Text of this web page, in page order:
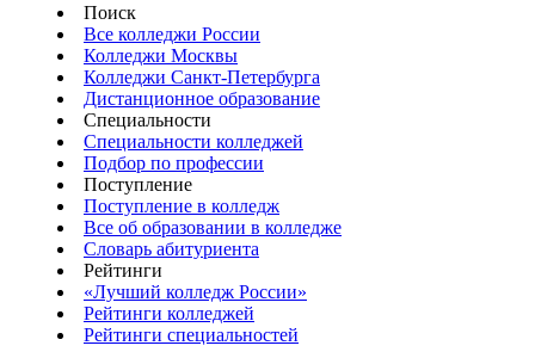
Поиск
Все колледжи России
Колледжи Москвы
Колледжи Санкт-Петербурга
Дистанционное образование
Специальности
Специальности колледжей
Подбор по профессии
Поступление
Поступление в колледж
Все об образовании в колледже
Словарь абитуриента
Рейтинги
«Лучший колледж России»
Рейтинги колледжей
Рейтинги специальностей